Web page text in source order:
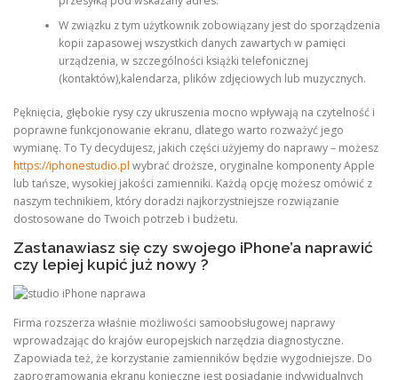
W związku z tym użytkownik zobowiązany jest do sporządzenia
kopii zapasowej wszystkich danych zawartych w pamięci
urządzenia, w szczególności książki telefonicznej
(kontaktów),kalendarza, plików zdjęciowych lub muzycznych.
Pęknięcia, głębokie rysy czy ukruszenia mocno wpływają na czytelność i
poprawne funkcjonowanie ekranu, dlatego warto rozważyć jego
wymianę. To Ty decydujesz, jakich części użyjemy do naprawy – możesz
https://iphonestudio.pl wybrać droższe, oryginalne komponenty Apple
lub tańsze, wysokiej jakości zamienniki. Każdą opcję możesz omówić z
naszym technikiem, który doradzi najkorzystniejsze rozwiązanie
dostosowane do Twoich potrzeb i budżetu.
Zastanawiasz się czy swojego iPhone’a naprawić
czy lepiej kupić już nowy ?
Firma rozszerza właśnie możliwości samoobsługowej naprawy
wprowadzając do krajów europejskich narzędzia diagnostyczne.
Zapowiada też, że korzystanie zamienników będzie wygodniejsze. Do
zaprogramowania ekranu konieczne jest posiadanie indywidualnych